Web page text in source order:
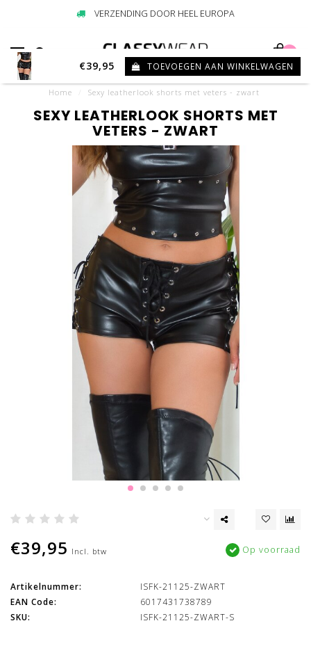
VERZENDING DOOR HEEL EUROPA
Home Sexy leatherlook shorts met veters - zwart
€39,95 TOEVOEGEN AAN WINKELWAGEN
SEXY LEATHERLOOK SHORTS MET
VETERS - ZWART
€39,95 Incl. btw Op voorraad
Artikelnummer:
ISFK-21125-ZWART
EAN Code:
6017431738789
SKU:
ISFK-21125-ZWART-S